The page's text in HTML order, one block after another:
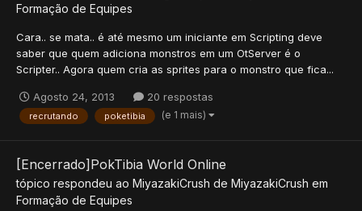
Formação de Equipes
Cara.. se mata.. é até mesmo um iniciante em Scripting deve
saber que quem adiciona monstros em um OtServer é o
Scripter.. Agora quem cria as sprites para o monstro que fica...
Agosto 24, 2013 20 respostas
recrutando poketibia (e 1 mais)
[Encerrado]PokTibia World Online
tópico respondeu ao MiyazakiCrush de MiyazakiCrush em
Formação de Equipes